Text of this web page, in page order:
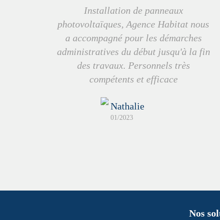
Installation de panneaux
photovoltaïques, Agence Habitat nous
a accompagné pour les démarches
administratives du début jusqu'à la fin
des travaux. Personnels très
compétents et efficace
Nathalie
01/2023
Nos